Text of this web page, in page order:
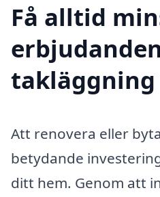
Få alltid
Att renovera eller
betydande
ditt hem. Genom att